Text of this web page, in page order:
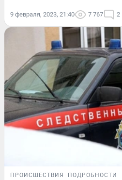
9 февраля, 2023, 21:40 7 767 2
ПРОИСШЕСТВИЯ ПОДРОБНОСТИ